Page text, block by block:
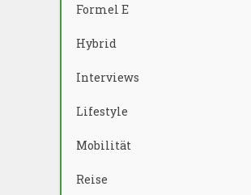
Formel E
Hybrid
Interviews
Lifestyle
Mobilität
Reise